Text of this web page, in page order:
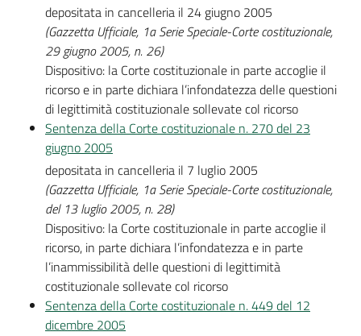
depositata in cancelleria il 24 giugno 2005
(Gazzetta Ufficiale, 1a Serie Speciale-Corte costituzionale,
29 giugno 2005, n. 26)
Dispositivo: la Corte costituzionale in parte accoglie il
ricorso e in parte dichiara l’infondatezza delle questioni
di legittimità costituzionale sollevate col ricorso
Sentenza della Corte costituzionale n. 270 del 23
giugno 2005
depositata in cancelleria il 7 luglio 2005
(Gazzetta Ufficiale, 1a Serie Speciale-Corte costituzionale,
del 13 luglio 2005, n. 28)
Dispositivo: la Corte costituzionale in parte accoglie il
ricorso, in parte dichiara l’infondatezza e in parte
l’inammissibilità delle questioni di legittimità
costituzionale sollevate col ricorso
Sentenza della Corte costituzionale n. 449 del 12
dicembre 2005